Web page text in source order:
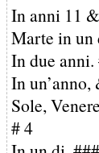
In anni 11
Marte in un
In due anni.
In
Sole,
# 4